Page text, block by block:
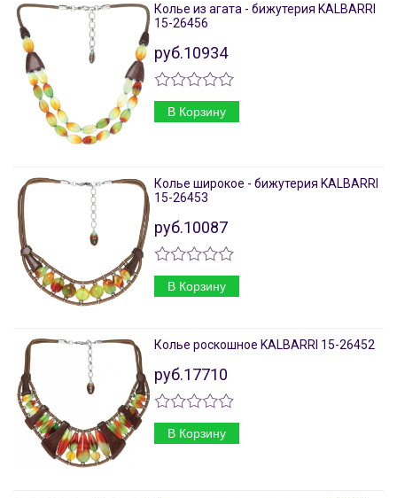
Колье из агата - бижутерия KALBARRI
15-26456
руб.10934
В Корзину
Колье широкое - бижутерия KALBARRI
15-26453
руб.10087
В Корзину
Колье роскошное KALBARRI 15-26452
руб.17710
В Корзину